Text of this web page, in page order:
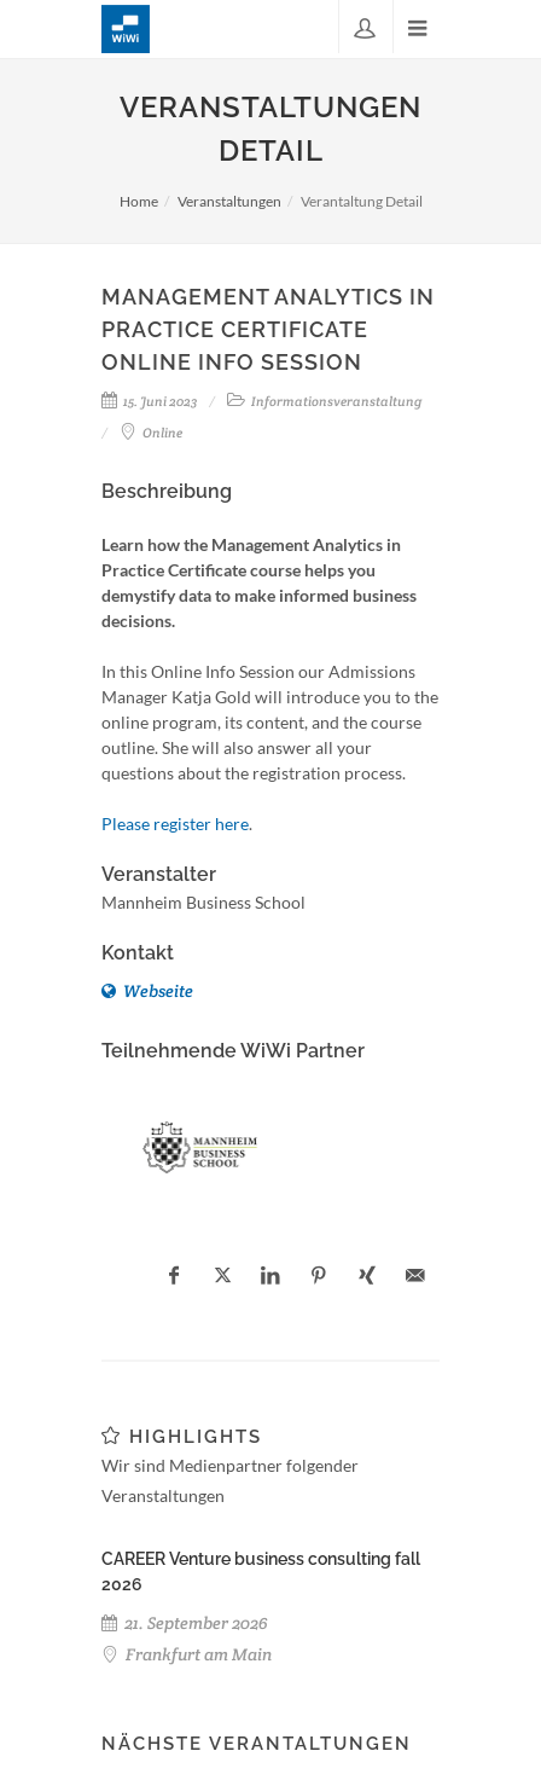
VERANSTALTUNGEN
DETAIL
Home Veranstaltungen Verantaltung Detail
MANAGEMENT ANALYTICS IN
PRACTICE CERTIFICATE
ONLINE INFO SESSION
15. Juni 2023
Informationsveranstaltung
Online
Beschreibung
Learn how the Management Analytics in
Practice Certificate course helps you
demystify data to make informed business
decisions.
In this Online Info Session our Admissions
Manager Katja Gold will introduce you to the
online program, its content, and the course
outline. She will also answer all your
questions about the registration process.
Please register here.
Veranstalter
Mannheim Business School
Kontakt
Webseite
Teilnehmende WiWi Partner
HIGHLIGHTS
Wir sind Medienpartner folgender
Veranstaltungen
CAREER Venture business consulting fall
2026
21. September 2026
Frankfurt am Main
NÄCHSTE VERANTALTUNGEN